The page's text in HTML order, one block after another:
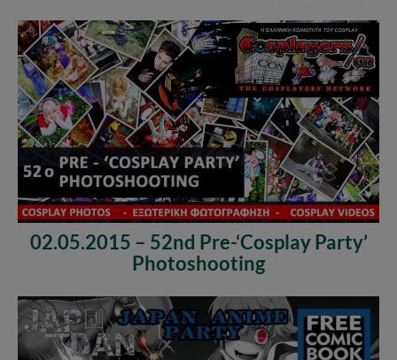
02.05.2015 – 52nd Pre-‘Cosplay Party’
Photoshooting